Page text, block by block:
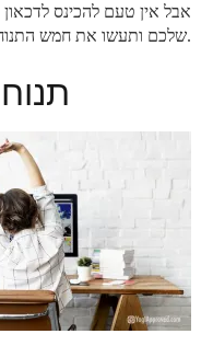
אבל אין טעם להכינס לדכאון
שלכם ותעשו את חמש התנוחות הבאות גם שאתם במשרד.